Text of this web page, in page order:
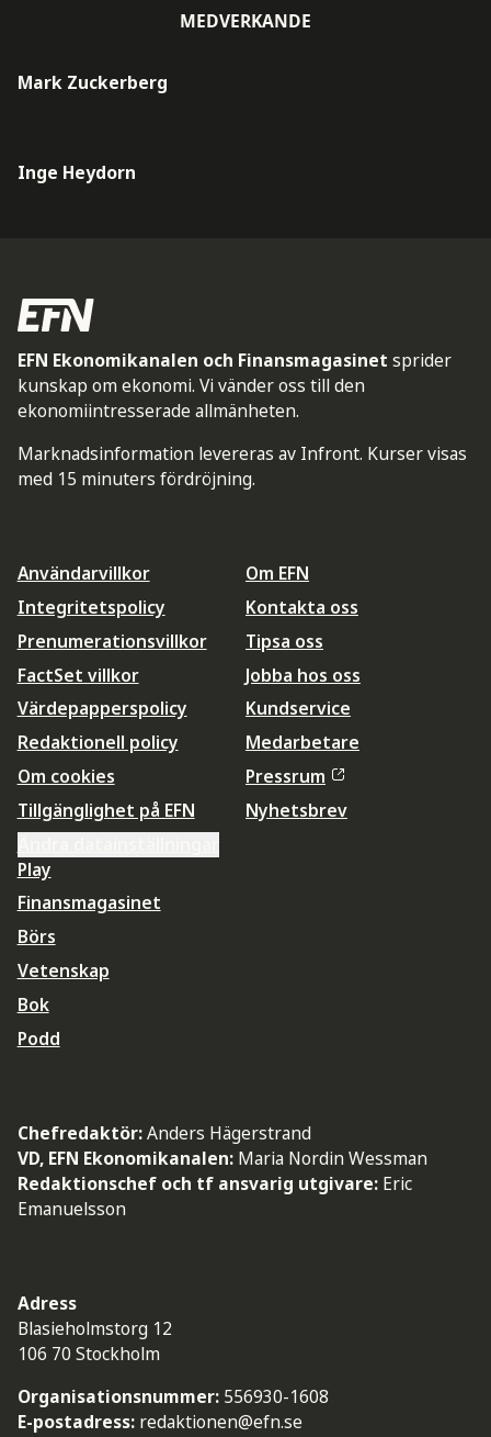
MEDVERKANDE
Mark Zuckerberg
Inge Heydorn
EFN Ekonomikanalen och Finansmagasinet sprider
kunskap om ekonomi. Vi vänder oss till den
ekonomiintresserade allmänheten.
Marknadsinformation levereras av Infront. Kurser visas
med 15 minuters fördröjning.
Användarvillkor
Integritetspolicy
Prenumerationsvillkor
FactSet villkor
Värdepapperspolicy
Redaktionell policy
Om cookies
Tillgänglighet på EFN
Om EFN
Kontakta oss
Tipsa oss
Jobba hos oss
Kundservice
Medarbetare
Pressrum
Nyhetsbrev
Play
Finansmagasinet
Börs
Vetenskap
Bok
Podd
Chefredaktör:Anders Hägerstrand
VD, EFN Ekonomikanalen: Maria Nordin Wessman
Redaktionschef och tf ansvarig utgivare: Eric
Emanuelsson
Adress
Blasieholmstorg 12
106 70 Stockholm
Organisationsnummer: 556930-1608
E-postadress: redaktionen@efn.se